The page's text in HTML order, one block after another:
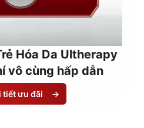
Hóa Da Ultherapy
vô cùng hấp dẫn
tiết ưu đãi →